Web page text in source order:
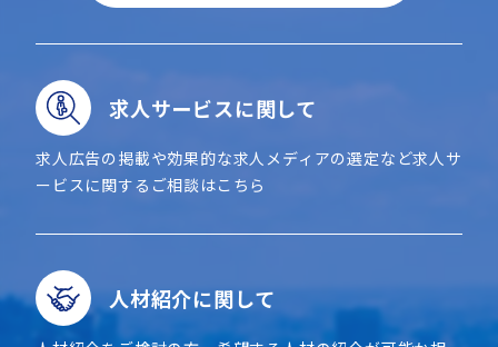
求人サービスに関して
求人広告の掲載や効果的な求人メディアの選定など求人サ
ービスに関するご相談はこちら
人材紹介に関して